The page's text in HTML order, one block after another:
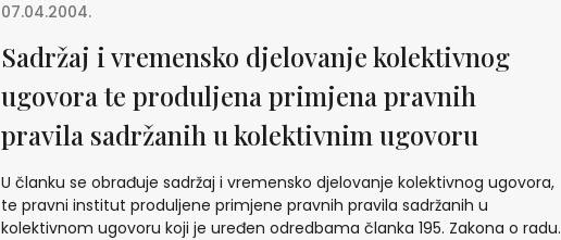
07.04.2004.
Sadržaj i vremensko djelovanje kolektivnog
ugovora te produljena primjena pravnih
pravila sadržanih u kolektivnim ugovoru
U članku se obrađuje sadržaj i vremensko djelovanje kolektivnog ugovora,
te pravni institut produljene primjene pravnih pravila sadržanih u
kolektivnom ugovoru koji je uređen odredbama članka 195. Zakona o radu.